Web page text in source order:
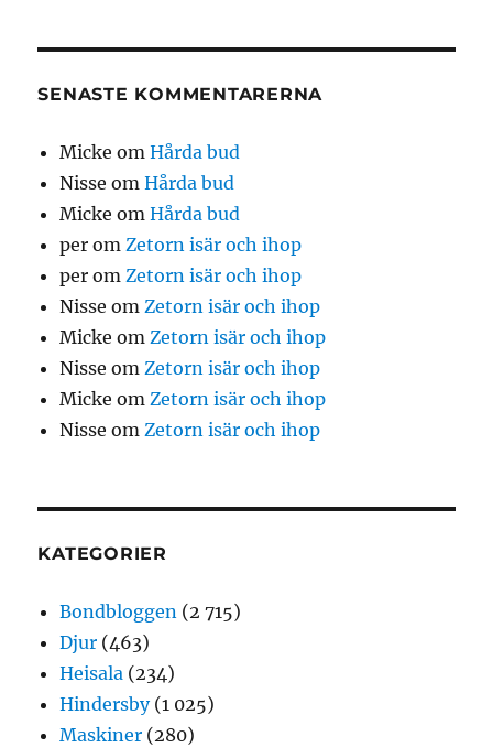
SENASTE KOMMENTARERNA
Micke omHårda bud
Nisse omHårda bud
Micke omHårda bud
per om Zetorn isär och ihop
per om Zetorn isär och ihop
Nisse om Zetorn isär och ihop
Micke om Zetorn isär och ihop
Nisse om Zetorn isär och ihop
Micke om Zetorn isär och ihop
Nisse om Zetorn isär och ihop
KATEGORIER
Bondbloggen (2 715)
Djur (463)
Heisala (234)
Hindersby(1 025)
Maskiner (280)